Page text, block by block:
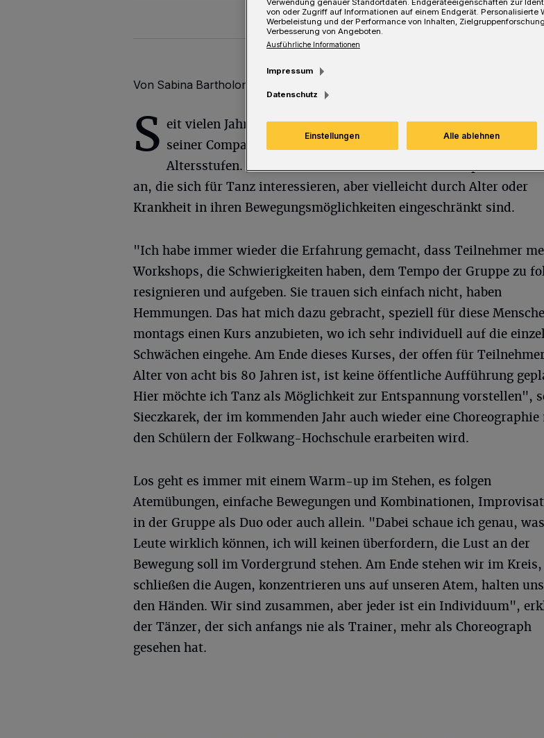
Von Sabina Bartholomä
S eit vielen Jahren arbeitet Mark Sieczkarek sowohl mit den
seiner Compagnie als auch mit Laien der verschiedensten
Altersstufen. Jetzt bietet er erstmals einen Workshop für
an, die sich für Tanz interessieren, aber vielleicht durch Alter oder
Krankheit in ihren Bewegungsmöglichkeiten eingeschränkt sind.
"Ich habe immer wieder die Erfahrung gemacht, dass Teilnehmer
Workshops, die Schwierigkeiten haben, dem Tempo der Gruppe zu
resignieren und aufgeben. Sie trauen sich einfach nicht, haben
Hemmungen. Das hat mich dazu gebracht, speziell für diese
montags einen Kurs anzubieten, wo ich sehr individuell auf die
Schwächen eingehe. Am Ende dieses Kurses, der offen für
Alter von acht bis 80 Jahren ist, ist keine öffentliche Aufführung
Hier möchte ich Tanz als Möglichkeit zur Entspannung vorstellen",
Sieczkarek, der im kommenden Jahr auch wieder eine
den Schülern der Folkwang-Hochschule erarbeiten wird.
Los geht es immer mit einem Warm-up im Stehen, es folgen
Atemübungen, einfache Bewegungen und Kombinationen,
in der Gruppe als Duo oder auch allein. "Dabei schaue ich genau,
Leute wirklich können, ich will keinen überfordern, die Lust an der
Bewegung soll im Vordergrund stehen. Am Ende stehen wir im Kreis,
schließen die Augen, konzentrieren uns auf unseren Atem, halten
den Händen. Wir sind zusammen, aber jeder ist ein Individuum",
der Tänzer, der sich anfangs nie als Trainer, mehr als Choreograph
gesehen hat.
von oder Zugriff auf Informationen auf einem Endgerät. Personalisierte
Werbeleistung und der Performance von Inhalten,
Verbesserung von Angeboten.
Ausführliche Informationen
Impressum
Datenschutz
Einstellungen Alle ablehnen